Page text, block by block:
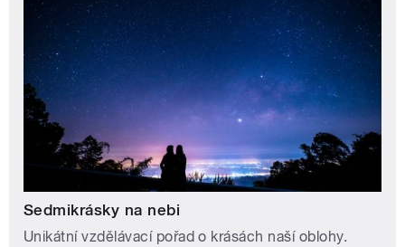
Sedmikrásky na nebi
Unikátní vzdělávací pořad o krásách naší oblohy.